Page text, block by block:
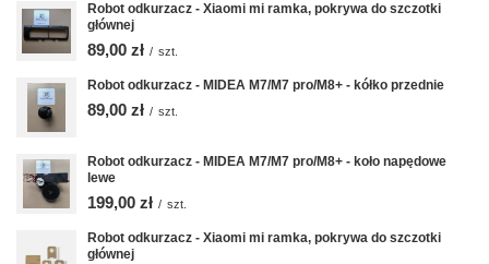
Robot odkurzacz - Xiaomi mi ramka, pokrywa do szczotki
głównej
89,00 zł / szt.
Robot odkurzacz - MIDEA M7/M7 pro/M8+ - kółko przednie
89,00 zł / szt.
Robot odkurzacz - MIDEA M7/M7 pro/M8+ - koło napędowe
lewe
199,00 zł / szt.
Robot odkurzacz - Xiaomi mi ramka, pokrywa do szczotki
głównej